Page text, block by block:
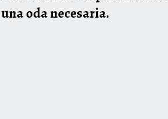
oda necesaria.